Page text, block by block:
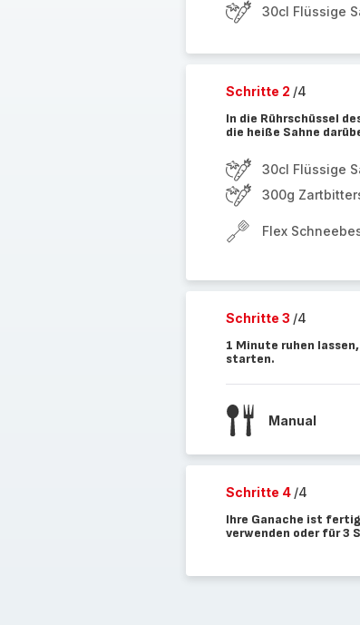
30cl Flüssige
Schritte 2 /4
In die Rührschüssel
die heiße Sahne
30cl Flüssige
300g
Flex
Schritte 3 /4
1 Minute ruhen
starten.
Manual
Schritte 4 /4
Ihre Ganache ist
verwenden oder für 3